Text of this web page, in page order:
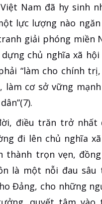
Nam đã hy sinh
lực lượng nào
giải phóng miền
chủ nghĩa xã
“làm cho chính
làm cơ sở vững
điều trăn trở nhất
đi lên chủ nghĩa
trọn vẹn,
là một nỗi đau
Đảng, cho những